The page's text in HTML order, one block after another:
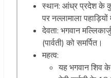
स्थान: आंध्र प्रदेश के
पर नल्लामाला
देवता: भगवान
(पार्वती) को समर्पित।
महत्व:
यह भगवान शिव